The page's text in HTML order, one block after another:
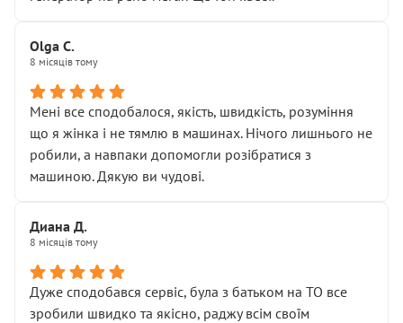
Стосовно комунікації - все добре
Olga С.
8 місяців тому
Мені все сподобалося, якість, швидкість, розуміння
що я жінка і не тямлю в машинах. Нічого лишнього не
робили, а навпаки допомогли розібратися з
машиною. Дякую ви чудові.
Диана Д.
8 місяців тому
Дуже сподобався сервіс, була з батьком на ТО все
зробили швидко та якісно, раджу всім своїм